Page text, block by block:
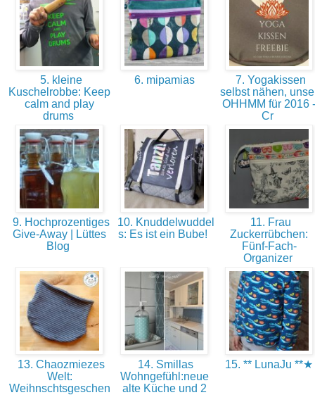
5. kleine
Kuschelrobbe: Keep
calm and play
drums
6. mipamias
7. Yogakissen
selbst nähen,
OHHMM für 2016 -
Cr
9. Hochprozentiges
Give-Away | Lüttes
Blog
10. Knuddelwuddel
s: Es ist ein Bube!
11. Frau
Zuckerrübchen:
Fünf-Fach-
Organizer
13. Chaozmiezes
Welt:
Weihnschtsgeschen
14. Smillas
Wohngefühl:neue
alte Küche und 2
15. ** LunaJu **★